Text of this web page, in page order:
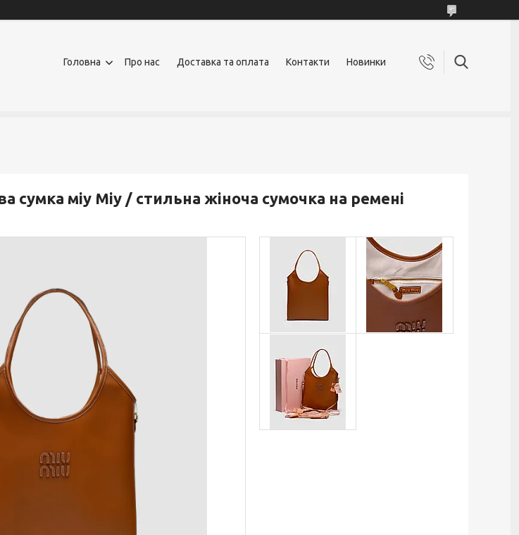
Головна Про нас Доставка та оплата Контакти Новинки
сумка міу Міу / стильна жіноча сумочка на ремені